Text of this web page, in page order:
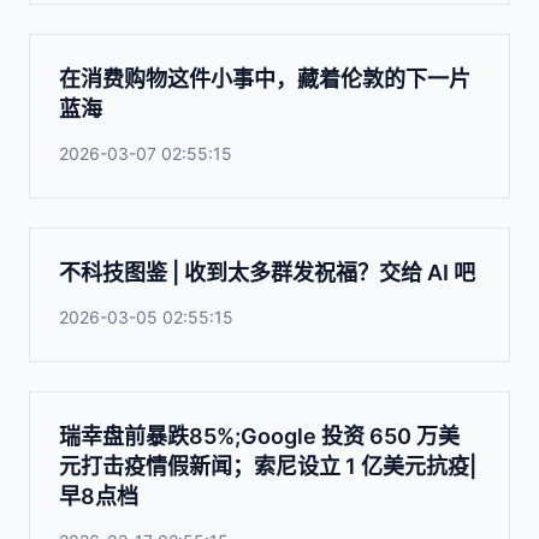
在消费购物这件小事中，藏着伦敦的下一片
蓝海
2026-03-07 02:55:15
不科技图鉴 | 收到太多群发祝福？交给 AI 吧
2026-03-05 02:55:15
瑞幸盘前暴跌85%;Google 投资 650 万美
元打击疫情假新闻；索尼设立 1 亿美元抗疫|
早8点档